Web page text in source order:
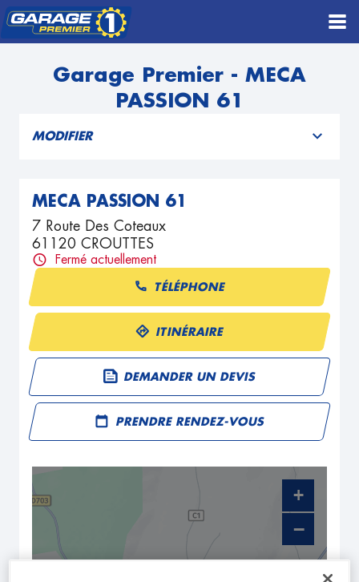
Garage Premier - MECA
PASSION 61
MODIFIER
MECA PASSION 61
7 Route Des Coteaux
61120 CROUTTES
Fermé actuellement
TÉLÉPHONE
ITINÉRAIRE
DEMANDER UN DEVIS
PRENDRE RENDEZ-VOUS
+
−